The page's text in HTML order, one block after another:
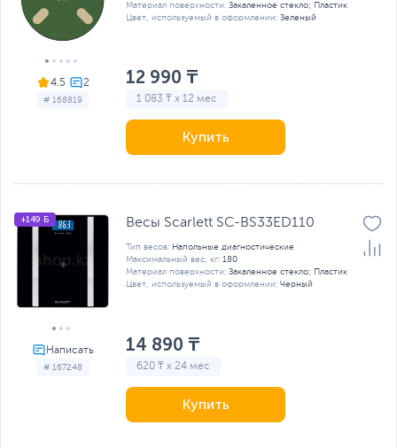
4.5
# 168819
Материал поверхности: Закаленное стекло; Пластик
Цвет, используемый в оформлении: Зеленый
12 990 ₸
1 083 ₸ x 12 мес
Купить
# 167248
+149 Б Весы Scarlett SC-BS33ED110
Тип весов: Напольные диагностические
Максимальный вес, кг: 180
Материал поверхности: Закаленное стекло; Пластик
Цвет, используемый в оформлении: Черный
14 890 ₸
620 ₸ x 24 мес
Купить